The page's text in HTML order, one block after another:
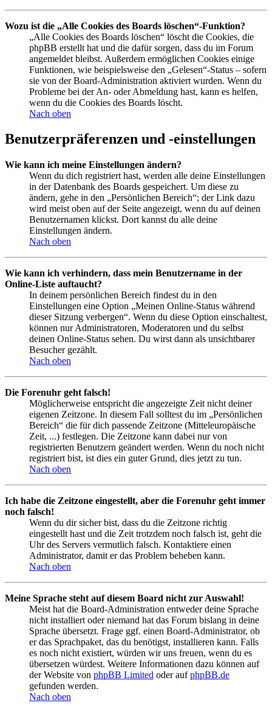
Wozu ist die „Alle Cookies des Boards löschen“-Funktion?
„Alle Cookies des Boards löschen“ löscht die Cookies, die
phpBB erstellt hat und die dafür sorgen, dass du im Forum
angemeldet bleibst. Außerdem ermöglichen Cookies einige
Funktionen, wie beispielsweise den „Gelesen“-Status – sofern
sie von der Board-Administration aktiviert wurden. Wenn du
Probleme bei der An- oder Abmeldung hast, kann es helfen,
wenn du die Cookies des Boards löscht.
Nach oben
Benutzerpräferenzen und -einstellungen
Wie kann ich meine Einstellungen ändern?
Wenn du dich registriert hast, werden alle deine Einstellungen
in der Datenbank des Boards gespeichert. Um diese zu
ändern, gehe in den „Persönlichen Bereich“; der Link dazu
wird meist oben auf der Seite angezeigt, wenn du auf deinen
Benutzernamen klickst. Dort kannst du alle deine
Einstellungen ändern.
Nach oben
Wie kann ich verhindern, dass mein Benutzername in der
Online-Liste auftaucht?
In deinem persönlichen Bereich findest du in den
Einstellungen eine Option „Meinen Online-Status während
dieser Sitzung verbergen“. Wenn du diese Option einschaltest,
können nur Administratoren, Moderatoren und du selbst
deinen Online-Status sehen. Du wirst dann als unsichtbarer
Besucher gezählt.
Nach oben
Die Forenuhr geht falsch!
Möglicherweise entspricht die angezeigte Zeit nicht deiner
eigenen Zeitzone. In diesem Fall solltest du im „Persönlichen
Bereich“ die für dich passende Zeitzone (Mitteleuropäische
Zeit, ...) festlegen. Die Zeitzone kann dabei nur von
registrierten Benutzern geändert werden. Wenn du noch nicht
registriert bist, ist dies ein guter Grund, dies jetzt zu tun.
Nach oben
Ich habe die Zeitzone eingestellt, aber die Forenuhr geht immer
noch falsch!
Wenn du dir sicher bist, dass du die Zeitzone richtig
eingestellt hast und die Zeit trotzdem noch falsch ist, geht die
Uhr des Servers vermutlich falsch. Kontaktiere einen
Administrator, damit er das Problem beheben kann.
Nach oben
Meine Sprache steht auf diesem Board nicht zur Auswahl!
Meist hat die Board-Administration entweder deine Sprache
nicht installiert oder niemand hat das Forum bislang in deine
Sprache übersetzt. Frage ggf. einen Board-Administrator, ob
er das Sprachpaket, das du benötigst, installieren kann. Falls
es noch nicht existiert, würden wir uns freuen, wenn du es
übersetzen würdest. Weitere Informationen dazu können auf
der Website von phpBB Limited oder aufphpBB.de
gefunden werden.
Nach oben